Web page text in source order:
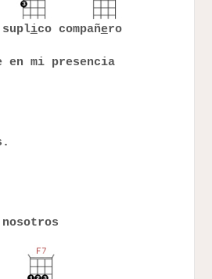
ico compañero
en mi presencia